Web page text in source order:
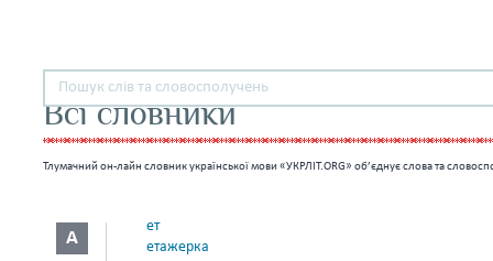
Всі словники
Тлумачний он-лайн словник української мови «УКРЛІТ.ORG» об’єднує слова та
А
ет
етажерка